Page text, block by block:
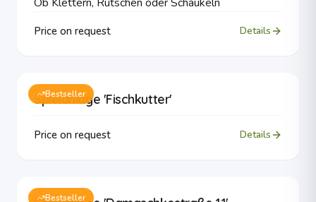
Price on request Details
Bestseller
Spielanlage 'Fischkutter'
Price on request Details
Bestseller